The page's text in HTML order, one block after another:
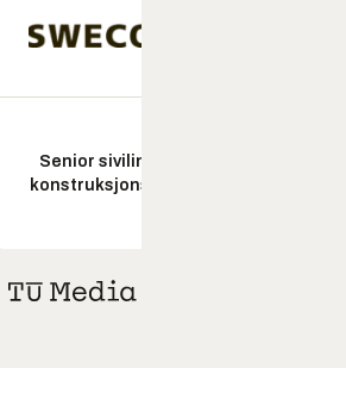
Senior sivilingeniør
konstruksjonsteknikk